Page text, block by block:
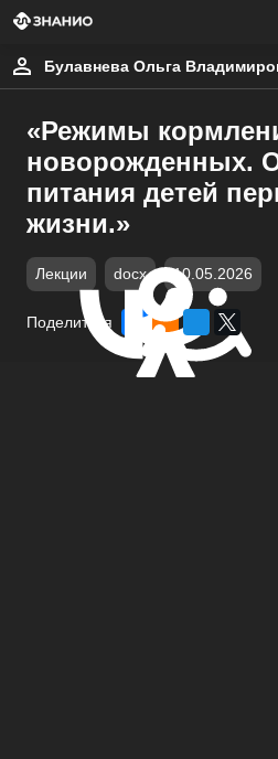
Булавнева Ольга
«Режимы
новорожденных.
питания детей
жизни.»
Лекции docx 10.05.2026
Поделиться